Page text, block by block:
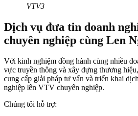
VTV3
Dịch vụ đưa tin doanh
chuyên nghiệp cùng Len
Với kinh nghiệm đồng hành cùng nhiều
vực truyền thông và xây dựng thương
cung cấp giải pháp tư vấn và triển khai
nghiệp lên VTV chuyên nghiệp.
Chúng tôi hỗ trợ: